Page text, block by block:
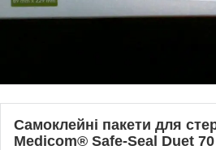
Самоклейні пакети для
Medicom® Safe-Seal Duet